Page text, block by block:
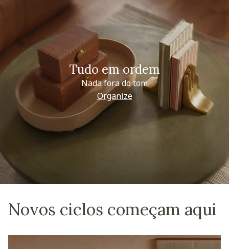
Tudo em ordem
Nada fora do tom
Organize
Novos ciclos começam aqui